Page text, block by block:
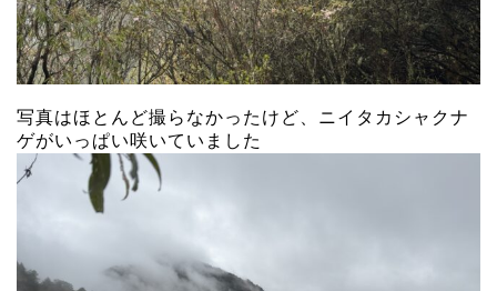
写真はほとんど撮らなかったけど、ニイタカシャクナ
ゲがいっぱい咲いていました